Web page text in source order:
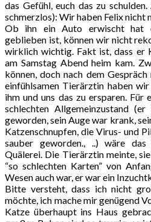
das Gefühl, euch das zu
schmerzlos): Wir haben Felix nicht
Ob ihn ein Auto erwischt hat
geblieben ist, können wir nicht
wirklich wichtig. Fakt ist, dass er
am Samstag Abend heim kam.
können, doch nach dem
einfühlsamen Tierärztin haben
ihm und uns das zu ersparen.
schlechten Allgemeinzustand
geworden, sein Auge war krank,
Katzenschnupfen, die Virus- und
sauber geworden., ..) wäre
Quälerei. Die Tierärztin meinte,
“so schlechten Karten” von
Wesen auch war, er war ein
Bitte versteht, dass ich nicht
möchte, ich mache mir genügend
Katze überhaupt ins Haus